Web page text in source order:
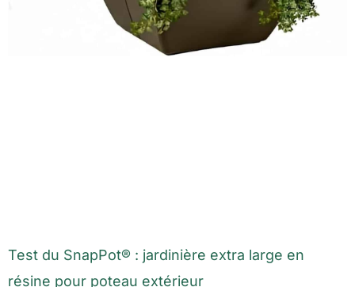
Test du SnapPot® : jardinière extra large en
résine pour poteau extérieur